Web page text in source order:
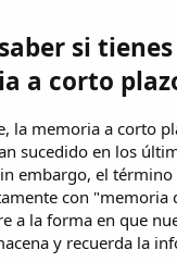
si tienes
a corto
la memoria a corto
sucedido en los
embargo, el
con "memoria
a la forma en que
y recuerda la